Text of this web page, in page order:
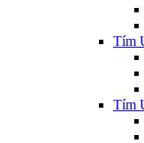
Tím
Tím